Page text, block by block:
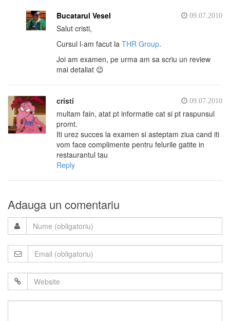
09.07.2010
Bucatarul Vesel
Salut cristi,
Cursul l-am facut la THR Group.
Joi am examen, pe urma am sa scriu un review
mai detaliat 😉
09.07.2010
cristi
multam fain, atat pt informatie cat si pt raspunsul
promt.
Iti urez succes la examen si asteptam ziua cand iti
vom face complimente pentru felurile gatite in
restaurantul tau
Reply
Adauga un comentariu